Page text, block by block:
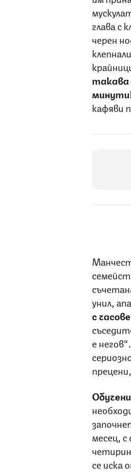
глава с
черен
такава
кафяви
унил,
с
е
месец,
се иска